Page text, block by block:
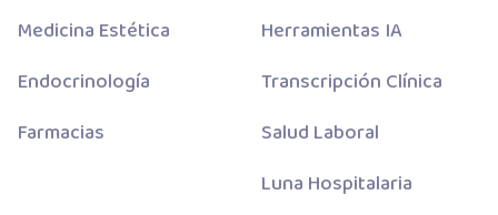
Medicina Estética
Endocrinología
Farmacias
Herramientas IA
Transcripción Clínica
Salud Laboral
Luna Hospitalaria